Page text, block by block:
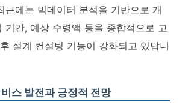
근에는 빅데이터 분석을 기반으로 개
기간, 예상 수령액 등을 종합적으로 고
설계 컨설팅 기능이 강화되고 있답니
스 발전과 긍정적 전망